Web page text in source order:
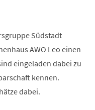
Südstadt
AWO Leo einen
eingeladen dabei zu
kennen.
dabei.